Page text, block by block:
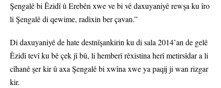
Şengalê bi Êzidî û Erebên xwe ve bi vê daxuyaniyê rewşa ku îro
li Şengalê di qewime, radixin ber çavan.”
Di daxuyaniyê de hate destnîşankirin ku di sala 2014’an de gelê
Êzidî tevî ku bê çek jî bû, li hemberî rêxistina herî metirsîdar a li
cîhanê şer kir û axa Şengalê bi xwîna xwe ya paqij ji wan rizgar
kir.